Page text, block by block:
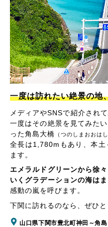
一度は訪れたい絶景の地
メディアやSNSで紹介され
一度はその絶景を見てみた
った角島大橋 （つのしまおおはし
全長は1,780mもあり、本土
ます。
エメラルドグリーンから徐
いくグラデーションの海は
感動の嵐を呼びます。
下関に訪れるのなら、ぜひ
山口県下関市豊北町神田～角島